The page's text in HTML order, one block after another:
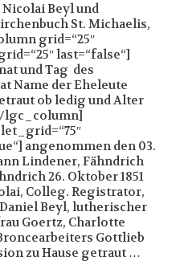
Beyl und
St. Michaelis,
grid=“25″
last=“false“]
und Tag des
Name der Eheleute
ob ledig und Alter
lgc_column]
angenommen den 03.
Lindener, Fähndrich
26. Oktober 1851
Colleg. Registrator,
Beyl, lutherischer
Goertz, Charlotte
Gottlieb
zu Hause getraut …